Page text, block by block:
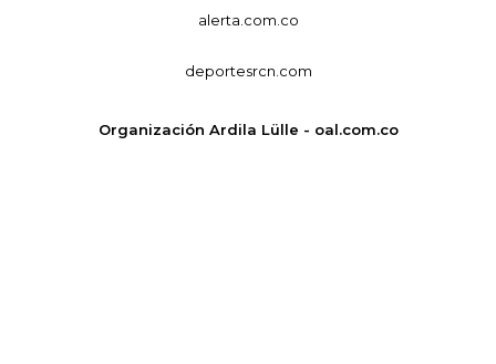
alerta.com.co
deportesrcn.com
Organización Ardila Lülle - oal.com.co